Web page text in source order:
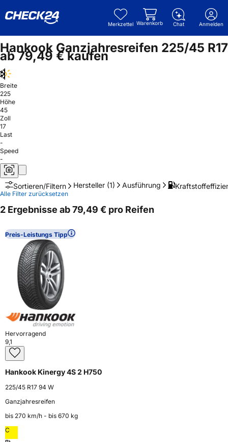
Merkzettel Warenkorb Chat Anmelden
Hankook Ganzjahresreifen 225/45 R17
ab 79,49 € kaufen
Breite
225
Höhe
45
Zoll
17
Last
-
Speed
-
Sortieren/Filtern Hersteller (1) Ausführung
Alle Filter zurücksetzen
2 Ergebnisse ab 79,49 € pro Reifen
Preis-Leistungs Tipp
Hervorragend
9,1
Hankook Kinergy 4S 2 H750
225/45 R17 94 W
Ganzjahresreifen
bis 270 km⁠/⁠h - bis 670 kg
C